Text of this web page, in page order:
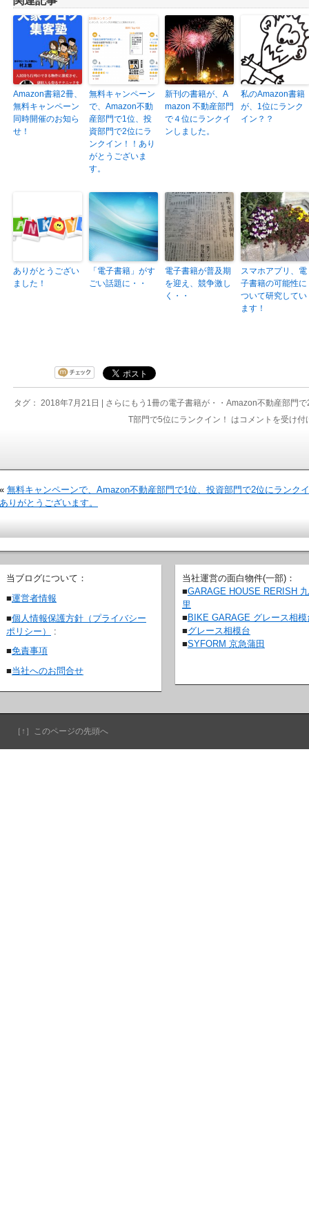
Amazon書籍2冊、
無料キャンペーン
同時開催のお知ら
せ！
無料キャンペーン
で、Amazon不動
産部門で1位、投
資部門で2位にラ
ンクイン！！あり
がとうございま
す。
新刊の書籍が、A
mazon 不動産部門
で４位にランクイ
ンしました。
私のAmazon書籍
が、1位にランク
イン？？
ありがとうござい
ました！
「電子書籍」がす
ごい話題に・・
電子書籍が普及期
を迎え、競争激し
く・・
スマホアプリ、電
子書籍の可能性に
ついて研究してい
ます！
タグ： 2018年7月21日 | さらにもう1冊の電子書籍が・・Amazon不動産部門
T部門で5位にランクイン！ は コメントを受け付
« 無料キャンペーンで、Amazon不動産部門で1位、投資部門で2位にランク
ありがとうございます。
当ブログについて：
■運営者情報
■個人情報保護方針（プライバシー
ポリシー）
:
■免責事項
■当社へのお問合せ
当社運営の面白物件(一部)：
■GARAGE HOUSE RERISH
里
■ BIKE GARAGE グレース相模
■グレース相模台
■SYFORM 京急蒲田
［↑］このページの先頭へ